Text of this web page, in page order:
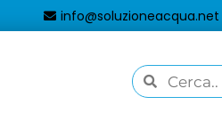
info@soluzioneacqua.net